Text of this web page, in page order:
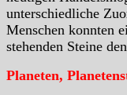
unterschiedliche
Menschen konnten
stehenden Steine
Planeten,